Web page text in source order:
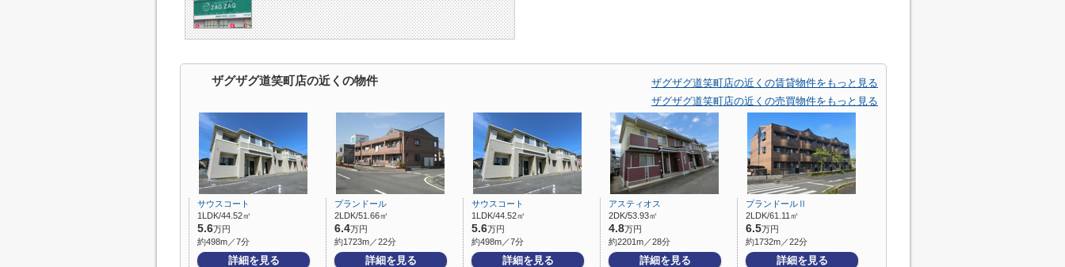
ザグザグ道笑町店の近くの物件
ザグザグ道笑町店の近くの賃貸物件をもっと見る
ザグザグ道笑町店の近くの売買物件をもっと見る
サウスコート
1LDK/44.52㎡
5.6万円
約498m／7分
詳細を見る
プランドール
2LDK/51.66㎡
6.4万円
約1723m／22分
詳細を見る
サウスコート
1LDK/44.52㎡
5.6万円
約498m／7分
詳細を見る
アスティオス
2DK/53.93㎡
4.8万円
約2201m／28分
詳細を見る
プランドールⅡ
2LDK/61.11㎡
6.5万円
約1732m／22分
詳細を見る